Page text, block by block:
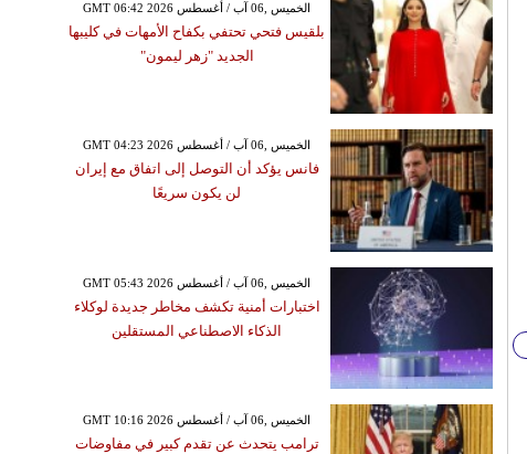
GMT 06:42 2026 الخميس ,06 آب / أغسطس
بلقيس فتحي تحتفي بكفاح الأمهات في كليبها
الجديد "زهر ليمون"
GMT 04:23 2026 الخميس ,06 آب / أغسطس
فانس يؤكد أن التوصل إلى اتفاق مع إيران
لن يكون سريعًا
GMT 05:43 2026 الخميس ,06 آب / أغسطس
اختبارات أمنية تكشف مخاطر جديدة لوكلاء
الذكاء الاصطناعي المستقلين
GMT 10:16 2026 الخميس ,06 آب / أغسطس
ترامب يتحدث عن تقدم كبير في مفاوضات